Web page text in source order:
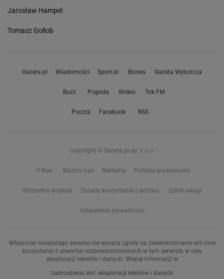
Jarosław Hampel
Tomasz Gollob
Gazeta.pl Wiadomości Sport.pl Biznes Gazeta Wyborcza
Buzz Pogoda Wideo Tok.FM
Poczta Facebook RSS
Copyright © Gazeta.pl sp. z o.o.
O Nas Staże u nas Reklama Polityka prywatności
Wszystkie artykuły Zasady korzystania z portalu Zgłoś uwagi
Ustawienia prywatności
Właściciel niniejszego serwisu nie wyraża zgody na zwielokrotnianie ani inne
korzystanie z utworów rozpowszechnionych w tym serwisie, w celu
eksploracji tekstów i danych. Więcej informacji w
zastrzeżeniu dot. eksploracji tekstów i danych